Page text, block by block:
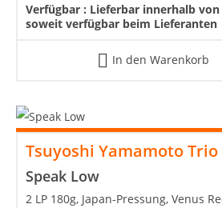
Verfügbar : Lieferbar innerhalb
soweit verfügbar beim Lieferanten
In den Warenkorb
Tsuyoshi Yamamoto Trio
Speak Low
2 LP 180g, Japan-Pressung, Venus